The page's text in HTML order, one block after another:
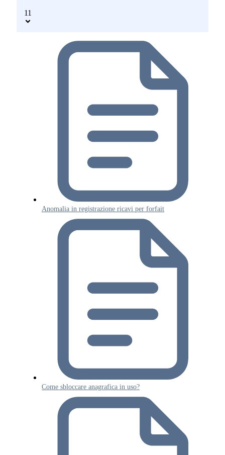
11
Anomalia in registrazione ricavi per forfait
Come sbloccare anagrafica in uso?